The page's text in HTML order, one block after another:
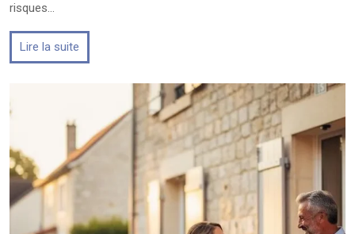
risques…
Lire la suite